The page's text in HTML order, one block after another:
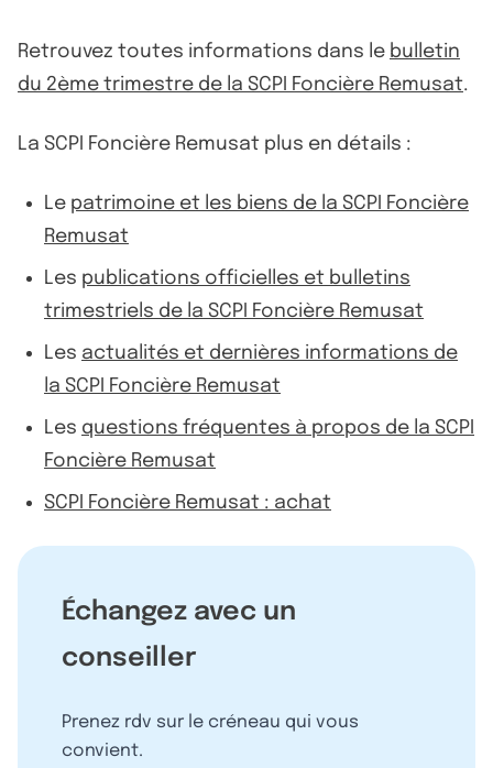
Retrouvez toutes informations dans le bulletin
du 2ème trimestre de la SCPI Foncière Remusat.
La SCPI Foncière Remusat plus en détails :
Le patrimoine et les biens de la SCPI Foncière
Remusat
Les publications officielles et bulletins
trimestriels de la SCPI Foncière Remusat
Les actualités et dernières informations de
la SCPI Foncière Remusat
Les questions fréquentes à propos de la SCPI
Foncière Remusat
SCPI Foncière Remusat : achat
Échangez avec un
conseiller
Prenez rdv sur le créneau qui vous
convient.